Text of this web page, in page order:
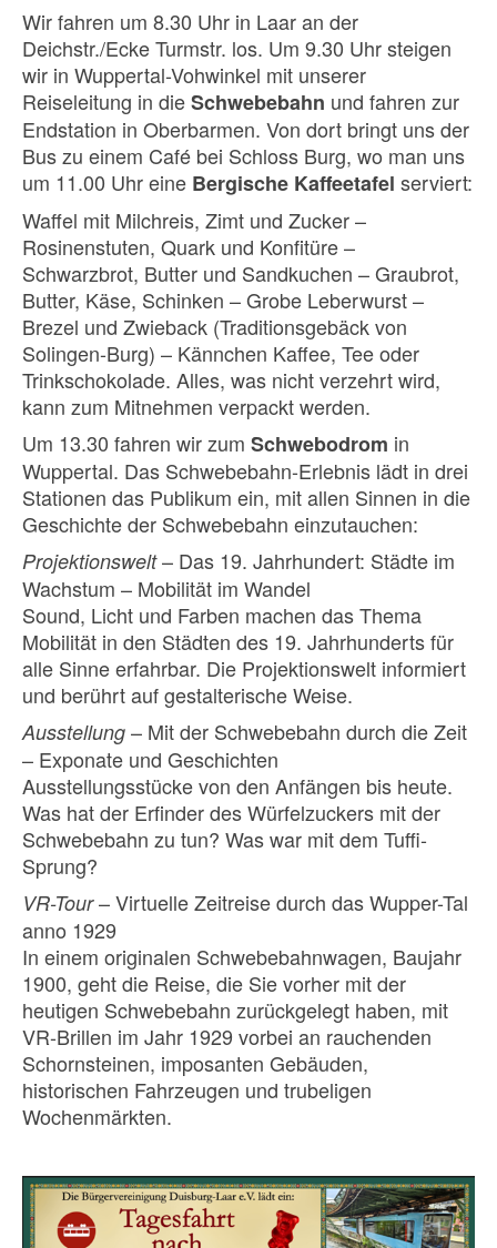
Wir fahren um 8.30 Uhr in Laar an der
Deichstr./Ecke Turmstr. los. Um 9.30 Uhr steigen
wir in Wuppertal-Vohwinkel mit unserer
Reiseleitung in dieSchwebebahn und fahren zur
Endstation in Oberbarmen. Von dort bringt uns der
Bus zu einem Café bei Schloss Burg, wo man uns
um 11.00 Uhr eine Bergische Kaffeetafel serviert:
Waffel mit Milchreis, Zimt und Zucker –
Rosinenstuten, Quark und Konfitüre –
Schwarzbrot, Butter und Sandkuchen – Graubrot,
Butter, Käse, Schinken – Grobe Leberwurst –
Brezel und Zwieback (Traditionsgebäck von
Solingen-Burg) – Kännchen Kaffee, Tee oder
Trinkschokolade. Alles, was nicht verzehrt wird,
kann zum Mitnehmen verpackt werden.
Um 13.30 fahren wir zum Schwebodrom in
Wuppertal. Das Schwebebahn-Erlebnis lädt in drei
Stationen das Publikum ein, mit allen Sinnen in die
Geschichte der Schwebebahn einzutauchen:
Projektionswelt– Das 19. Jahrhundert: Städte im
Wachstum – Mobilität im Wandel
Sound, Licht und Farben machen das Thema
Mobilität in den Städten des 19. Jahrhunderts für
alle Sinne erfahrbar. Die Projektionswelt informiert
und berührt auf gestalterische Weise.
Ausstellung – Mit der Schwebebahn durch die Zeit
– Exponate und Geschichten
Ausstellungsstücke von den Anfängen bis heute.
Was hat der Erfinder des Würfelzuckers mit der
Schwebebahn zu tun? Was war mit dem Tuffi-
Sprung?
VR-Tour– Virtuelle Zeitreise durch das Wupper-Tal
anno 1929
In einem originalen Schwebebahnwagen, Baujahr
1900, geht die Reise, die Sie vorher mit der
heutigen Schwebebahn zurückgelegt haben, mit
VR-Brillen im Jahr 1929 vorbei an rauchenden
Schornsteinen, imposanten Gebäuden,
historischen Fahrzeugen und trubeligen
Wochenmärkten.